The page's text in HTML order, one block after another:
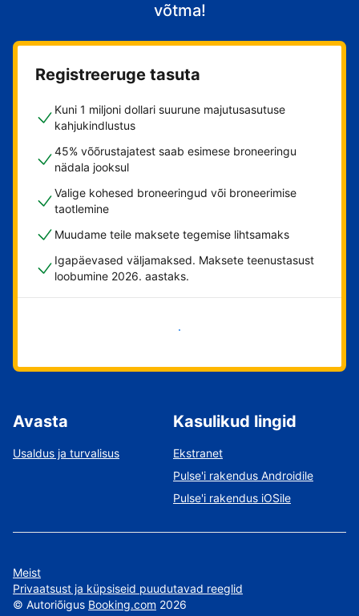
võtma!
Registreeruge tasuta
Kuni 1 miljoni dollari suurune majutusasutuse
kahjukindlustus
45% võõrustajatest saab esimese broneeringu
nädala jooksul
Valige kohesed broneeringud või broneerimise
taotlemine
Muudame teile maksete tegemise lihtsamaks
Igapäevased väljamaksed. Maksete teenustasust
loobumine 2026. aastaks.
Alusta kohe
Avasta
Usaldus ja turvalisus
Kasulikud lingid
Ekstranet
Pulse'i rakendus Androidile
Pulse'i rakendus iOSile
Meist
Privaatsust ja küpsiseid puudutavad reeglid
© Autoriõigus Booking.com 2026